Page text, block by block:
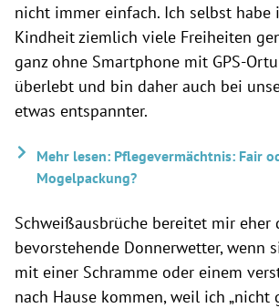
nicht immer einfach. Ich selbst habe
Kindheit ziemlich viele Freiheiten
ganz ohne Smartphone mit GPS-
überlebt und bin daher auch bei
etwas entspannter.
Mehr lesen: Pflegevermächtnis: Fair
Mogelpackung?
Schweißausbrüche bereitet mir eher
bevorstehende Donnerwetter, wenn
mit einer Schramme oder einem
nach Hause kommen, weil ich „nicht